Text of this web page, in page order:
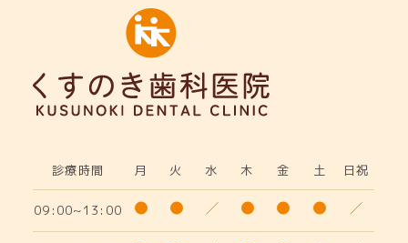
診療時間 月 火 水 木 金 土 日祝
09:00~13:00